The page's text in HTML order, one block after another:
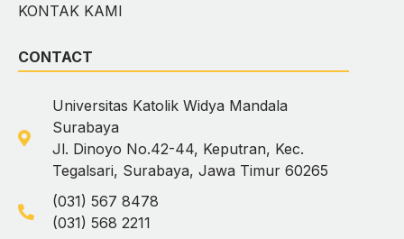
KONTAK KAMI
CONTACT
Universitas Katolik Widya Mandala
Surabaya
Jl. Dinoyo No.42-44, Keputran, Kec.
Tegalsari, Surabaya, Jawa Timur 60265
(031) 567 8478
(031) 568 2211